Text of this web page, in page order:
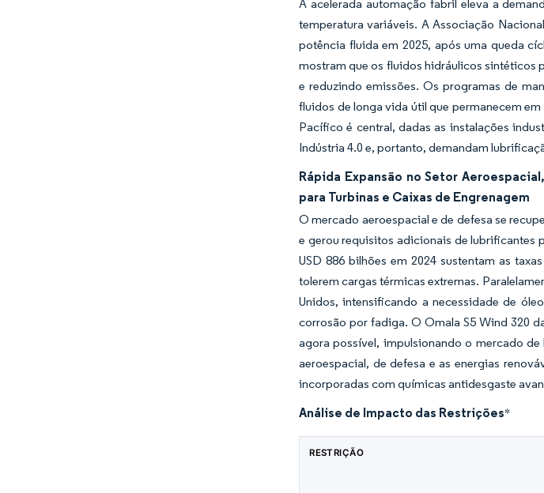
A acelerada automação fabril eleva a
temperatura variáveis. A Associação
potência fluida em 2025, após uma queda
mostram que os fluidos hidráulicos sintéticos
e reduzindo emissões. Os programas de
fluidos de longa vida útil que permanecem
Pacífico é central, dadas as instalações
Indústria 4.0 e, portanto, demandam
Rápida Expansão no Setor
para Turbinas e Caixas de Engrenagem
O mercado aeroespacial e de defesa se
e gerou requisitos adicionais de lubrificantes
USD 886 bilhões em 2024 sustentam as
tolerem cargas térmicas extremas.
Unidos, intensificando a necessidade de
corrosão por fadiga. O Omala S5 Wind 320
agora possível, impulsionando o mercado
aeroespacial, de defesa e as energias
incorporadas com químicas antidesgaste
Análise de Impacto das Restrições*
RESTRIÇÃO